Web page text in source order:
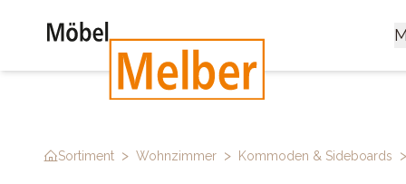
Sortiment > Wohnzimmer > Kommoden & Sideboards >